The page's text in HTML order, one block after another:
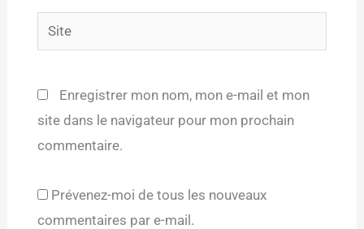
Site
Enregistrer mon nom, mon e-mail et mon
site dans le navigateur pour mon prochain
commentaire.
Prévenez-moi de tous les nouveaux
commentaires par e-mail.